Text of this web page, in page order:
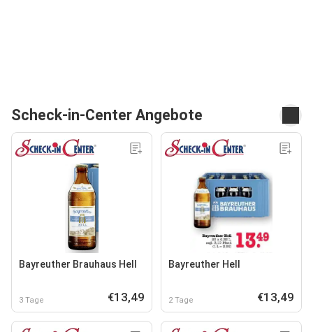
Scheck-in-Center Angebote
Bayreuther Brauhaus Hell
3 Tage €13,49
Bayreuther Hell
2 Tage €13,49